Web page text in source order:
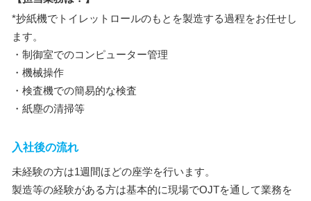
*抄紙機でトイレットロールのもとを製造する過程をお任せし
ます。
・制御室でのコンピューター管理
・機械操作
・検査機での簡易的な検査
・紙塵の清掃等
入社後の流れ
未経験の方は1週間ほどの座学を行います。
製造等の経験がある方は基本的に現場でOJTを通して業務を